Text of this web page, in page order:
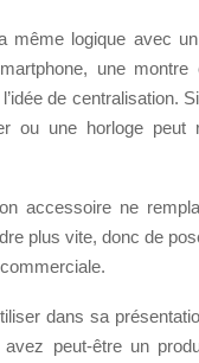
même logique avec
une
de centralisation.
ou une horloge peut
accessoire ne
plus vite, donc de
dans sa
peut-être un